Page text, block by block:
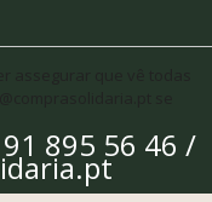
895 56 46 /